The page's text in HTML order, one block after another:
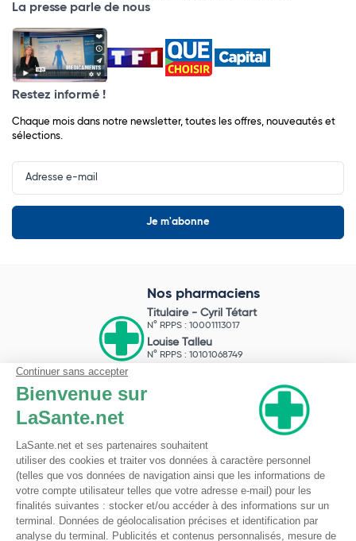
La presse parle de nous
Restez informé !
Chaque mois dans notre newsletter, toutes les offres, nouveautés et
sélections.
Input
Newsletter
Nos pharmaciens
Titulaire - Cyril Tétart
N° RPPS : 10001113017
Louise Talleu
N° RPPS : 10101068749
Pharmacie du Bizet
Licence ARS : 590009874
Licence Ordinale : 126921
49 boulevard Bizet